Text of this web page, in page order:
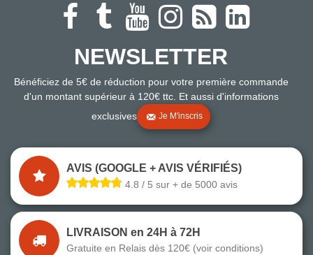
NEWSLETTER
Bénéficiez de 5€ de réduction pour votre première commande
d'un montant supérieur à 120€ ttc. Et aussi d'informations
exclusives
Je M'inscris
AVIS (GOOGLE + AVIS VÉRIFIÉS)
4.8 / 5 sur + de 5000 avis
LIVRAISON en 24H à 72H
Gratuite en Relais dès 120€ (voir conditions)